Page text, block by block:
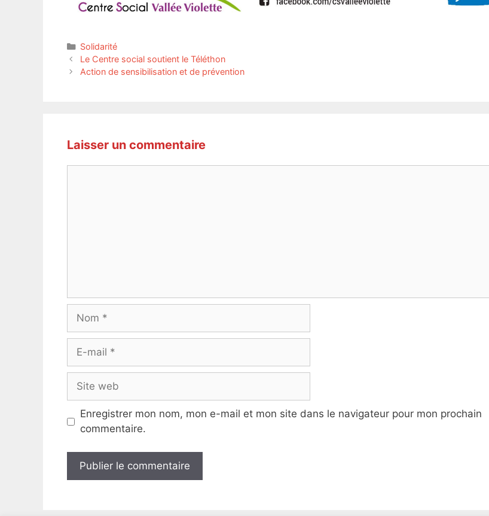
Catégories
Solidarité
Le Centre social soutient le Téléthon
Action de sensibilisation et de prévention
Laisser un commentaire
Nom
Site
web
Enregistrer mon nom, mon e-mail et mon site dans le navigateur pour mon prochain
commentaire.